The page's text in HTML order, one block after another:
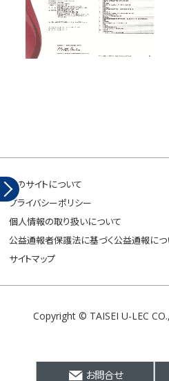
このサイトについて
プライバシーポリシー
個人情報の取り扱いについて
公益通報者保護法に基づく公益通報につ
サイトマップ
Copyright © TAISEI U-LEC
お問合せ